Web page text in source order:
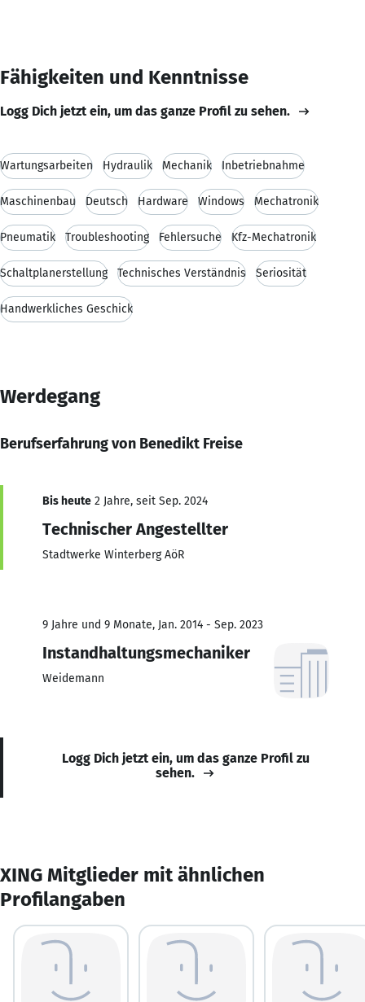
Fähigkeiten und Kenntnisse
Logg Dich jetzt ein, um das ganze Profil zu sehen.
Wartungsarbeiten Hydraulik Mechanik Inbetriebnahme
Maschinenbau Deutsch Hardware Windows Mechatronik
Pneumatik Troubleshooting Fehlersuche Kfz-Mechatronik
Schaltplanerstellung Technisches Verständnis Seriosität
Handwerkliches Geschick
Werdegang
Berufserfahrung von Benedikt Freise
Bis heute 2 Jahre, seit Sep. 2024
Technischer Angestellter
Stadtwerke Winterberg AöR
9 Jahre und 9 Monate, Jan. 2014 - Sep. 2023
Instandhaltungsmechaniker
Weidemann
Logg Dich jetzt ein, um das ganze Profil zu
sehen.
XING Mitglieder mit ähnlichen
Profilangaben